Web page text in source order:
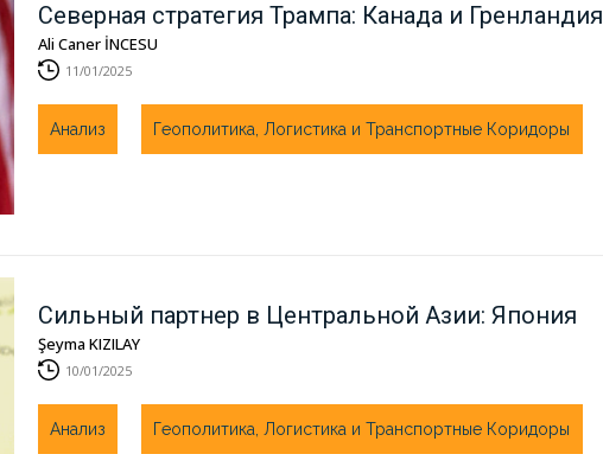
Северная стратегия Трампа: Канада и Гренландия
Ali Caner İNCESU
11/01/2025
Анализ Геополитика, Логистика и Транспортные Коридоры
Сильный партнер в Центральной Азии: Япония
Şeyma KIZILAY
10/01/2025
Анализ Геополитика, Логистика и Транспортные Коридоры